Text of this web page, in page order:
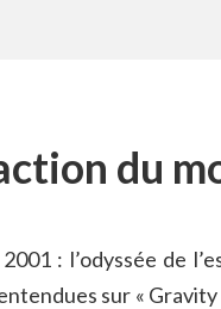
du
: l’odyssée de
sur « Gravity